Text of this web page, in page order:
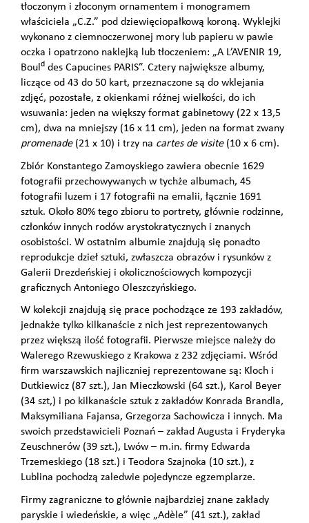
tłoczonym i złoconym ornamentem i monogramem
właściciela „C.Z.” pod dziewięciopałkową koroną. Wyklejki
wykonano z ciemnoczerwonej mory lub papieru w pawie
oczka i opatrzono naklejką lub tłoczeniem: „A L’AVENIR 19,
Boul d des Capucines PARIS”. Cztery największe albumy,
liczące od 43 do 50 kart, przeznaczone są do wklejania
zdjęć, pozostałe, z okienkami różnej wielkości, do ich
wsuwania: jeden na większy format gabinetowy (22 x 13,5
cm), dwa na mniejszy (16 x 11 cm), jeden na format zwany
promenade (21 x 10) i trzy na cartes de visite(10 x 6 cm).
Zbiór Konstantego Zamoyskiego zawiera obecnie 1629
fotografii przechowywanych w tychże albumach, 45
fotografii luzem i 17 fotografii na emalii, łącznie 1691
sztuk. Około 80% tego zbioru to portrety, głównie rodzinne,
członków innych rodów arystokratycznych i znanych
osobistości. W ostatnim albumie znajdują się ponadto
reprodukcje dzieł sztuki, zwłaszcza obrazów i rysunków z
Galerii Drezdeńskiej i okolicznościowych kompozycji
graficznych Antoniego Oleszczyńskiego.
W kolekcji znajdują się prace pochodzące ze 193 zakładów,
jednakże tylko kilkanaście z nich jest reprezentowanych
przez większą ilość fotografii. Pierwsze miejsce należy do
Walerego Rzewuskiego z Krakowa z 232 zdjęciami. Wśród
firm warszawskich najliczniej reprezentowane są: Kloch i
Dutkiewicz (87 szt.), Jan Mieczkowski (64 szt.), Karol Beyer
(34 szt,) i po kilkanaście sztuk z zakładów Konrada Brandla,
Maksymiliana Fajansa, Grzegorza Sachowicza i innych. Ma
swoich przedstawicieli Poznań – zakład Augusta i Fryderyka
Zeuschnerów (39 szt.), Lwów – m.in. firmy Edwarda
Trzemeskiego (18 szt.) i Teodora Szajnoka (10 szt.), z
Lublina pochodzą zaledwie pojedyncze egzemplarze.
Firmy zagraniczne to głównie najbardziej znane zakłady
paryskie i wiedeńskie, a więc „Adèle” (41 szt.), zakład